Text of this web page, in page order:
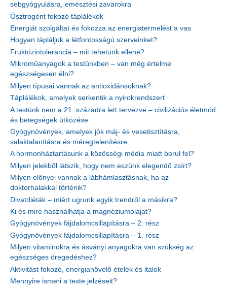
sebgyógyulásra, emésztési zavarokra
Ösztrogént fokozó táplálékok
Energiát szolgáltat és fokozza az energiatermelést a vas
Hogyan tápláljuk a létfontosságú szerveinket?
Fruktózintolerancia – mit tehetünk ellene?
Mikroműanyagok a testünkben – van még értelme
egészségesen élni?
Milyen típusai vannak az antioxidánsoknak?
Táplálékok, amelyek serkentik a nyirokrendszert
A testünk nem a 21. századra lett tervezve – civilizációs életmód
és betegségek ütközése
Gyógynövények, amelyek jók máj- és vesetisztításra,
salaktalanításra és méregtelenítésre
A hormonháztartásunk a közösségi média miatt borul fel?
Milyen jelekből látszik, hogy nem eszünk elegendő zsírt?
Milyen előnyei vannak a lábhámlasztásnak, ha az
doktorhalakkal történik?
Divatdiéták – miért ugrunk egyik trendről a másikra?
Ki és mire használhatja a magnéziumolajat?
Gyógynövények fájdalomcsillapításra – 2. rész
Gyógynövények fájdalomcsillapításra – 1. rész
Milyen vitaminokra és ásványi anyagokra van szükség az
egészséges öregedéshez?
Aktivitást fokozó, energianövelő ételek és italok
Mennyire ismeri a teste jelzéseit?